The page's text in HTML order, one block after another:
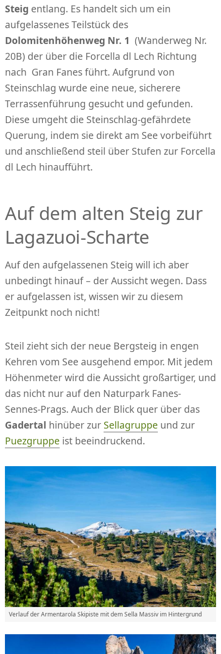
Steig entlang. Es handelt sich um ein
aufgelassenes Teilstück des
Dolomitenhöhenweg Nr. 1 (Wanderweg Nr.
20B) der über die Forcella dl Lech Richtung
nach Gran Fanes führt. Aufgrund von
Steinschlag wurde eine neue, sicherere
Terrassenführung gesucht und gefunden.
Diese umgeht die Steinschlag-gefährdete
Querung, indem sie direkt am See vorbeiführt
und anschließend steil über Stufen zur Forcella
dl Lech hinaufführt.
Auf dem alten Steig zur
Lagazuoi-Scharte
Auf den aufgelassenen Steig will ich aber
unbedingt hinauf – der Aussicht wegen. Dass
er aufgelassen ist, wissen wir zu diesem
Zeitpunkt noch nicht!
Steil zieht sich der neue Bergsteig in engen
Kehren vom See ausgehend empor. Mit jedem
Höhenmeter wird die Aussicht großartiger, und
das nicht nur auf den Naturpark Fanes-
Sennes-Prags. Auch der Blick quer über das
Gadertal hinüber zur Sellagruppe und zur
Puezgruppe ist beeindruckend.
Verlauf der Armentarola Skipiste mit dem Sella Massiv im Hintergrund